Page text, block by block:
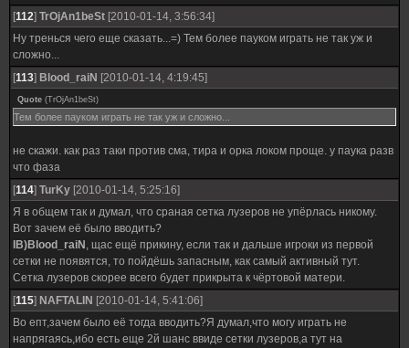
[112] TrOjAn1beSt [2010-01-14, 3:56:34]
Ну тренься чего еще сказать...=) Тем более пауком играть не так уж и
сложно...
[113] Blood_raiN [2010-01-14, 4:19:45]
Quote (TrOjAn1beSt)
Тем более пауком играть не так уж и сложно...
не скажи. как раз таки против сма, тира и орка локом проще. у паука разв
что фаза
[114] TurKy [2010-01-14, 5:25:16]
Я в общем так и думал, что сраная сетка лузеров не упёрлась никому.
Вот зачем её было вводить?
IB)Blood_raiN , щас ещё прикину, если так и дальше игроки из первой
сетки не появятся, то пойдёшь запасным, как самый активный тут.
Сетка лузеров скорее всего будет прикрыта к чёртовой матери.
[115] NAFTALIN [2010-01-14, 5:41:06]
Во епт,зачем было её тогда вводить?Я думал,что могу играть не
напрягаясь,ибо есть еще 2й шанс ввиде сетки лузеров,а тут на